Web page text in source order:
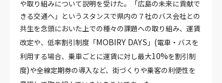
や取り組みについて説明を受けた。「広島の未来に貢献で
きる交通へ」というスタンスで県内の７社のバス会社との
共生を念頭においた上での種々の課題への取り組み、運賃
改定や、低率割引制度「MOBIRY DAYS 」 (電車・バスを
利用する場合、乗車ごとに運賃に対し最大10%を割引制
度)や全線定期券の導入など、街づくりや乗客の利便性を